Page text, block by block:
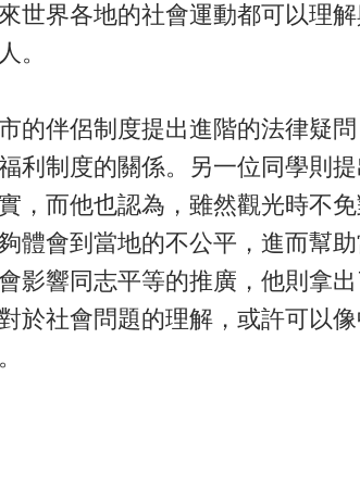
世界各地的社會運動都可以理
。
的伴侶制度提出進階的法律疑
利制度的關係。另一位同學則
，而他也認為，雖然觀光時不
體會到當地的不公平，進而幫
影響同志平等的推廣，他則拿
於社會問題的理解，或許可以